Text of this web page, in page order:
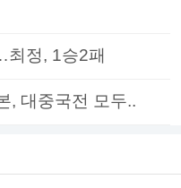
정, 1승2패
, 대중국전 모두..